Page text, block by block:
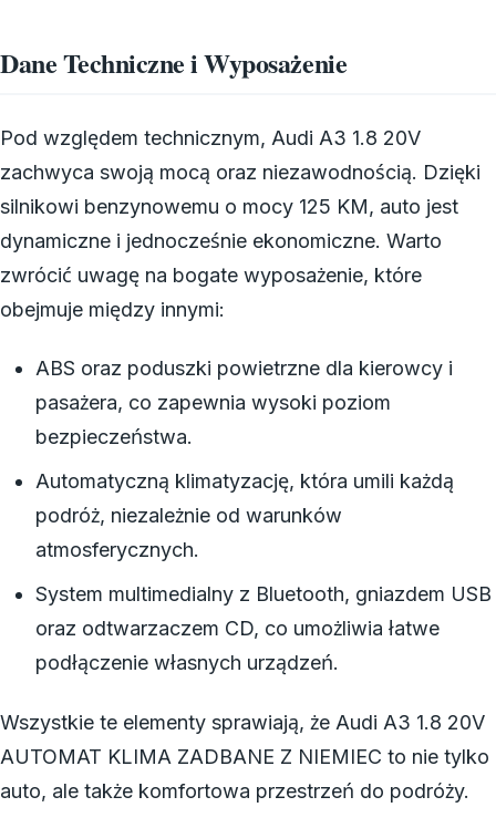
Dane Techniczne i Wyposażenie
Pod względem technicznym, Audi A3 1.8 20V
zachwyca swoją mocą oraz niezawodnością. Dzięki
silnikowi benzynowemu o mocy 125 KM, auto jest
dynamiczne i jednocześnie ekonomiczne. Warto
zwrócić uwagę na bogate wyposażenie, które
obejmuje między innymi:
ABS oraz poduszki powietrzne dla kierowcy i
pasażera, co zapewnia wysoki poziom
bezpieczeństwa.
Automatyczną klimatyzację, która umili każdą
podróż, niezależnie od warunków
atmosferycznych.
System multimedialny z Bluetooth, gniazdem USB
oraz odtwarzaczem CD, co umożliwia łatwe
podłączenie własnych urządzeń.
Wszystkie te elementy sprawiają, że Audi A3 1.8 20V
AUTOMAT KLIMA ZADBANE Z NIEMIEC to nie tylko
auto, ale także komfortowa przestrzeń do podróży.